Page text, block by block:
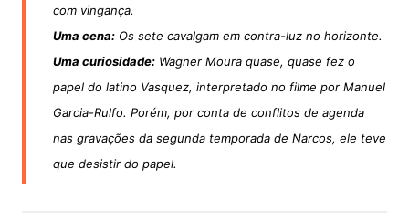
com vingança.
Uma cena:Os sete cavalgam em contra-luz no horizonte.
Uma curiosidade:Wagner Moura quase, quase fez o
papel do latino Vasquez, interpretado no filme por Manuel
Garcia-Rulfo. Porém, por conta de conflitos de agenda
nas gravações da segunda temporada de Narcos, ele teve
que desistir do papel.